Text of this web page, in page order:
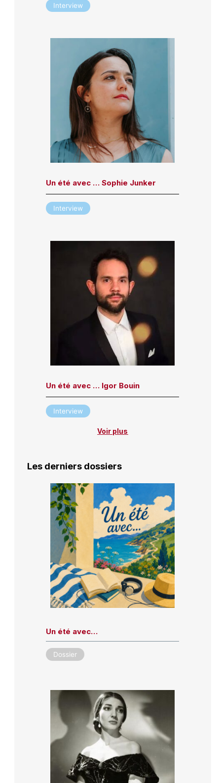
Interview
Un été avec … Sophie Junker
Interview
Un été avec … Igor Bouin
Interview
Voir plus
Les derniers dossiers
Un été avec…
Dossier